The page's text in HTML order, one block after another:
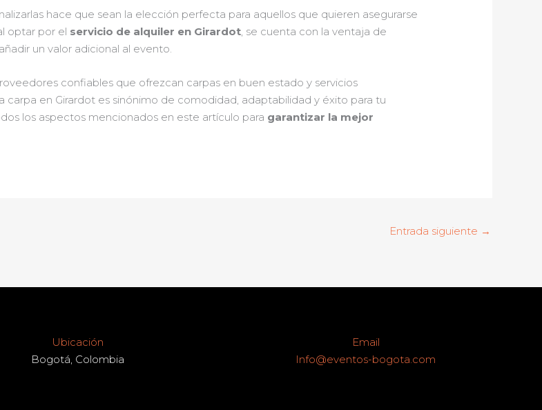
hace que sean la elección perfecta para aquellos que quieren asegurarse
optar por el servicio de alquiler en Girardot, se cuenta con la ventaja de
un valor adicional al evento.
confiables que ofrezcan carpas en buen estado y servicios
en Girardot es sinónimo de comodidad, adaptabilidad y éxito para tu
los aspectos mencionados en este artículo para garantizar la mejor
Entrada siguiente →
Ubicación
Bogotá, Colombia
Email
Info@eventos-bogota.com